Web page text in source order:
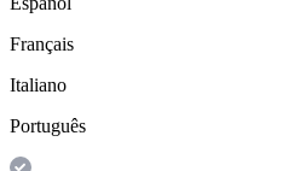
Français
Italiano
Português